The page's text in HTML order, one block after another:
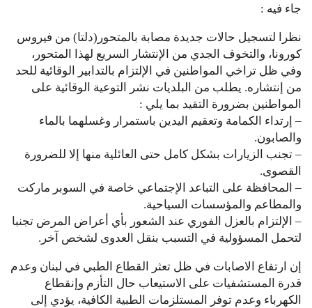
جاء فيه :
نظرا لتسجيل حالات جديدة مصابة بالمتحور(دلتا) من فيروس
كورونا، والتخوف الجدي من الإنتشار السريع لهذا المتحور،
وفي ظل تراخي المواطنين في الإلتزام بالتدابير الوقائية للحد
من إنتشاره. يطلب من البلديات نشر التوعية الوقائية على
المواطنين بضرورة التقيد بما يلي :
– إرتداء الكمامة وتعقيم اليدين باستمرار وغسلهما بالماء
والصابون.
– تجنب الزيارات بشكل كامل حتى العائلية منها إلا للضرورة
القصوى.
– المحافظة على التباعد الإجتماعي خاصة في السوبر ماركت
والمطاعم والمؤسسات السياحية.
– الإلتزام بالعزل الفوري عند الشعور بأي أعراض المرض تجنبا
لتحمل المسؤولية في التسبب بنقل العدوى لشخص آخر.
إن ارتفاع الاصابات في ظل تعثر القطاع الطبي في لبنان وعدم
قدرة المستشفيات على الاستيعاب حال التأزم وإنقطاع
الكهرباء وعدم توفر المستلزمات الطبية الكافية، يؤدي إلى